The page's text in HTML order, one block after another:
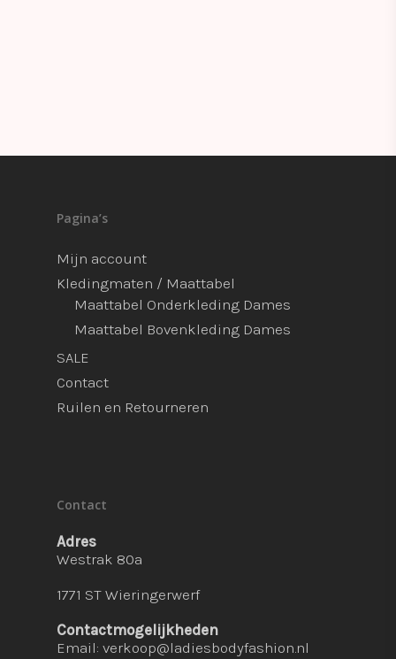
Pagina’s
Mijn account
Kledingmaten / Maattabel
Maattabel Onderkleding Dames
Maattabel Bovenkleding Dames
SALE
Contact
Ruilen en Retourneren
Contact
Adres
Westrak 80a
1771 ST Wieringerwerf
Contactmogelijkheden
Email: verkoop@ladiesbodyfashion.nl